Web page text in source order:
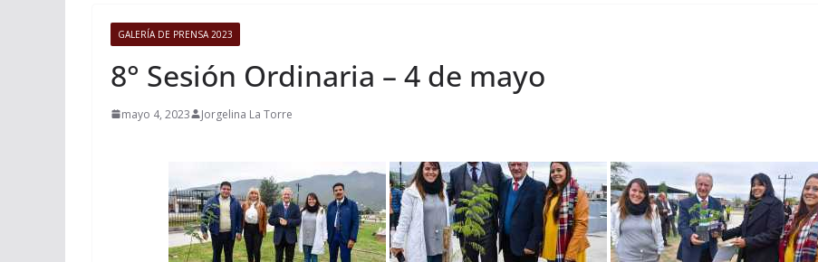
GALERÍA DE PRENSA 2023
8° Sesión Ordinaria – 4 de mayo
mayo 4, 2023 Jorgelina La Torre